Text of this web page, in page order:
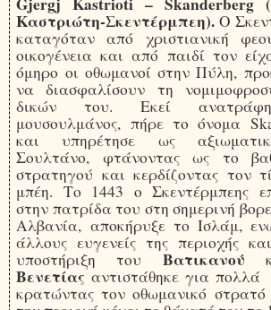
Καστριώτη-Σκεντέρμπεη). Ο
καταγόταν από χριστιανική
οικογένεια και από παιδί τον
όμηρο οι οθωμανοί στην Πύλη,
να διασφαλίσουν τη
δικών του. Εκεί
μουσουλμάνος, πήρε το όνομα
και υπηρέτησε ως
Σουλτάνο, φτάνοντας ως το
στρατηγού και κερδίζοντας τον
μπέη. Το 1443 ο Σκεντέρμπεης
στην πατρίδα του στη σημερινή
Αλβανία, αποκήρυξε το Ισλάμ,
άλλους ευγενείς της περιοχής
υποστήριξη του Βατικανού
Βενετίαςαντιστάθηκε για πολλά
κρατώντας τον οθωμανικό